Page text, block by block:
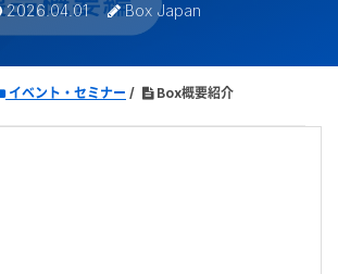
2026.04.01 Box Japan
イベント・セミナー Box概要紹介